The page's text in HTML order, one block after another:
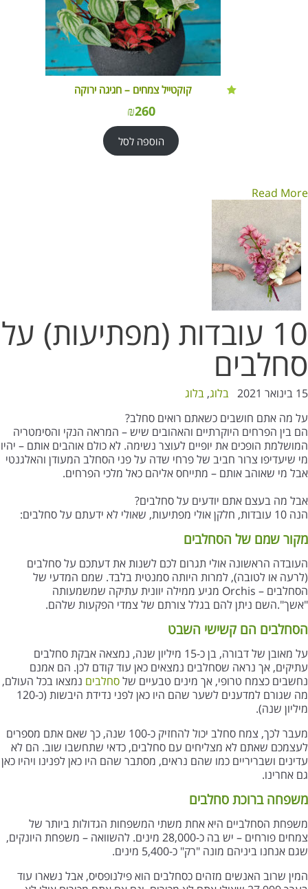
קוקטייל צמחים – חגיגה ירוקה
₪260
הוספה לסל
Read More
10 עובדות (מפתיעות) על
סחלבים
15 בינואר 2021 בלוג, בלוג
על מה אתם חושבים כשאתם רואים סחלב?
הם בין הפרחים היוקרתיים והאהובים שיש – המראה הנקי והסימטריה
המושלמת הופכים את יופיים לעוצר נשימה. לא כולם אוהבים אותם – יהיו
מי שיעדיפו צרור חביב של פרחי שדה על פני הסחלב המעודן והאלגנטי
אבל מי שאוהב אותם – מתייחס אליהם כאל מלכי הפרחים.
אבל מה בעצם אתם יודעים על סחלבים?
הנה 10 עובדות, חלקן אולי מפתיעות, שאולי לא ידעתם על סחלבים:
מקור שמם של הסחלבים
העובדה הראשונה אולי תגרום לכם לשנות את דעתכם על סחלבים
(לרעה או לטובה), למרות היותה סמנטית בלבד. שמם המדעי של
הסחלבים – Orchis מגיע ממילה יוונית עתיקה שמשמעותה
"אשך".השם ניתן להם בגלל צורתם של צמדי הפקעות שלהם.
הסחלבים הם קשישי השבט
על מאובן של דבורה, בן כ-15 מיליון שנה, נמצאה אבקת סחלבים
עתיקים, אך נראה שסחלבים נמצאים כאן עוד קודם לכן. הם אמנם
נחשבים כצמח טרופי, אך מינים טבעיים שלסחלבים נמצאו בכל העולם,
מה שגורם למדענים לשער שהם היו כאן לפני נדידת היבשות (כ-120
מיליון שנה).
מעבר לכך, צמח סחלב יכול להחזיק כ-100 שנה, כך שאם אתם מספרים
לעצמכם שאתם לא מצליחים עם סחלבים, כדאי שתחשבו שוב. הם לא
עדינים ושבריריים כמו שהם נראים, מסתבר שהם היו כאן לפנינו ויהיו כאן
גם אחרינו.
משפחה ברוכת סחלבים
משפחת הסחלביים היא אחת משתי המשפחות הגדולות ביותר של
צמחים פורחים – יש בה כ-28,000 מינים. להשוואה – משפחת היונקים,
שגם אנחנו ביניהם מונה "רק" כ-5,400 מינים.
המין שרוב האנשים מזהים כסחלבים הוא פילנופסיס, אבל נשארו עוד